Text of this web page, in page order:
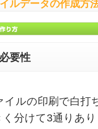
印刷で白打ちが必要な場
ーを印刷する場合、写真等
部分は紙の色の白を使
部分をCMYKの4色で色を